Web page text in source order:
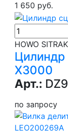
1 650 руб.
HOWO
Цилиндр
Х3000
Арт.:
по запросу